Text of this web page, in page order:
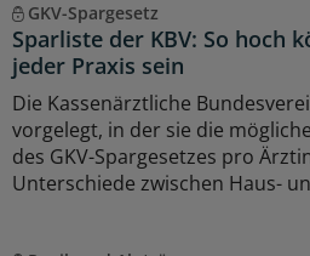
GKV-Spargesetz
Sparliste der KBV: So hoch
jeder Praxis sein
Die Kassenärztliche
vorgelegt, in der sie die
des GKV-Spargesetzes pro
Unterschiede zwischen Haus-